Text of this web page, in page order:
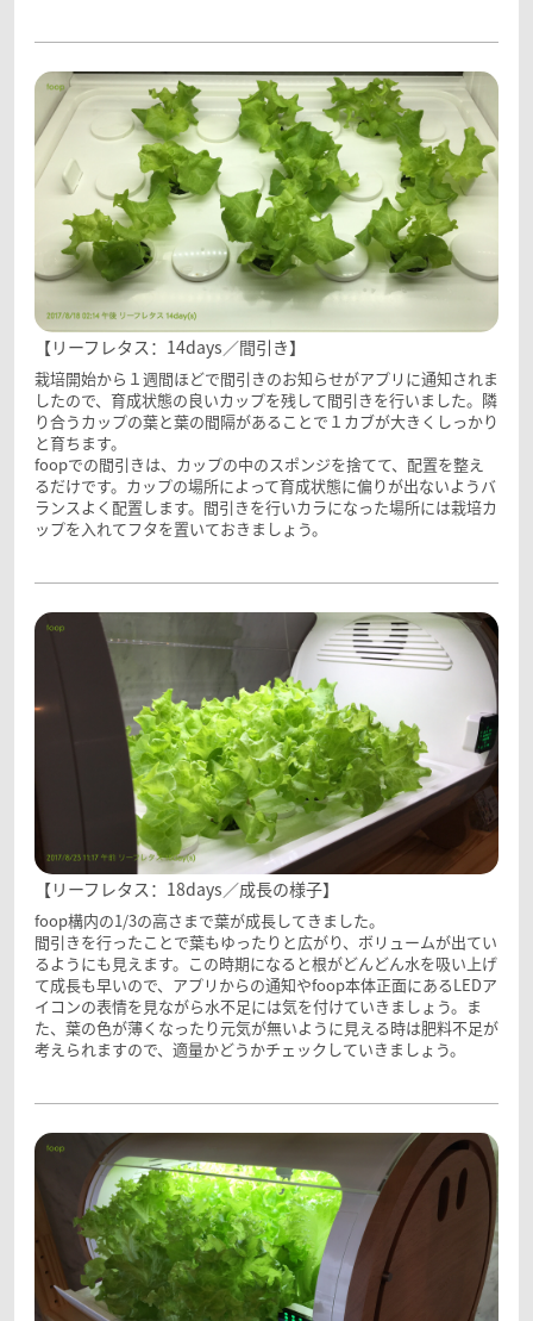
【リーフレタス：14days／間引き】
栽培開始から１週間ほどで間引きのお知らせがアプリに通知されま
したので、育成状態の良いカップを残して間引きを行いました。隣
り合うカップの葉と葉の間隔があることで１カブが大きくしっかり
と育ちます。
foopでの間引きは、カップの中のスポンジを捨てて、配置を整え
るだけです。カップの場所によって育成状態に偏りが出ないようバ
ランスよく配置します。間引きを行いカラになった場所には栽培カ
ップを入れてフタを置いておきましょう。
【リーフレタス：18days／成長の様子】
foop構内の1/3の高さまで葉が成長してきました。
間引きを行ったことで葉もゆったりと広がり、ボリュームが出てい
るようにも見えます。この時期になると根がどんどん水を吸い上げ
て成長も早いので、アプリからの通知やfoop本体正面にあるLEDア
イコンの表情を見ながら水不足には気を付けていきましょう。ま
た、葉の色が薄くなったり元気が無いように見える時は肥料不足が
考えられますので、適量かどうかチェックしていきましょう。